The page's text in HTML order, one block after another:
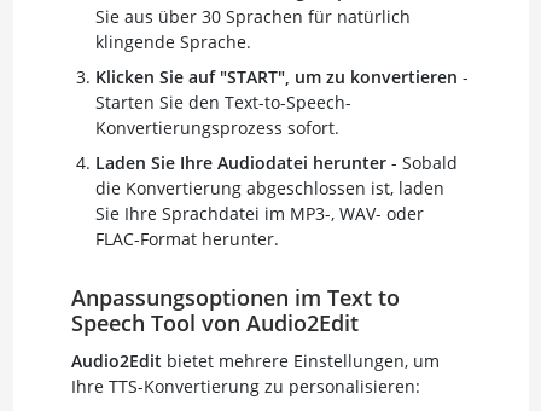
Sie aus über 30 Sprachen für natürlich
klingende Sprache.
Klicken Sie auf "START", um zu konvertieren -
Starten Sie den Text-to-Speech-
Konvertierungsprozess sofort.
Laden Sie Ihre Audiodatei herunter- Sobald
die Konvertierung abgeschlossen ist, laden
Sie Ihre Sprachdatei im MP3-, WAV- oder
FLAC-Format herunter.
Anpassungsoptionen im Text to
Speech Tool von Audio2Edit
Audio2Edit bietet mehrere Einstellungen, um
Ihre TTS-Konvertierung zu personalisieren: